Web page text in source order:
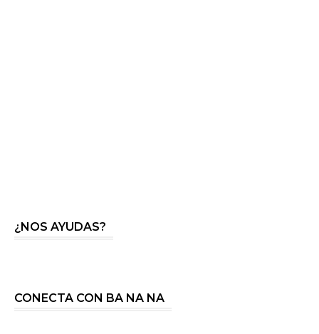
¿NOS AYUDAS?
CONECTA CON BA NA NA